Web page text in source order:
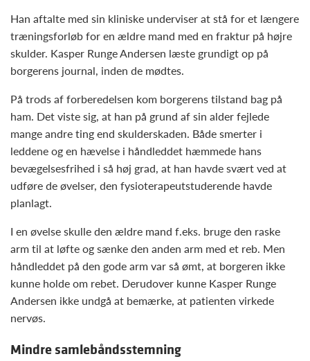
Han aftalte med sin kliniske underviser at stå for et længere
træningsforløb for en ældre mand med en fraktur på højre
skulder. Kasper Runge Andersen læste grundigt op på
borgerens journal, inden de mødtes.
På trods af forberedelsen kom borgerens tilstand bag på
ham. Det viste sig, at han på grund af sin alder fejlede
mange andre ting end skulderskaden. Både smerter i
leddene og en hævelse i håndleddet hæmmede hans
bevægelsesfrihed i så høj grad, at han havde svært ved at
udføre de øvelser, den fysioterapeutstuderende havde
planlagt.
I en øvelse skulle den ældre mand f.eks. bruge den raske
arm til at løfte og sænke den anden arm med et reb. Men
håndleddet på den gode arm var så ømt, at borgeren ikke
kunne holde om rebet. Derudover kunne Kasper Runge
Andersen ikke undgå at bemærke, at patienten virkede
nervøs.
Mindre samlebåndsstemning